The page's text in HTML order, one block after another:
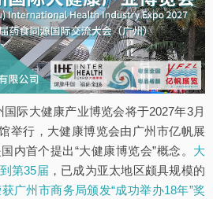
际大健康产业博览会将于2027年3月
举行，大健康博览会由广州市亿帆展
内首个提出“大健康博览会”概念。 大
第35届 ，已成为亚太地区颇具规模的
广州市商务局颁发“成功举办18年”奖